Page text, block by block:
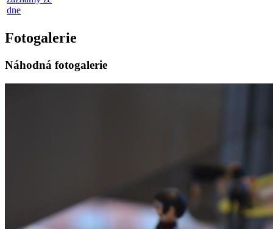
dne
Fotogalerie
Náhodná fotogalerie